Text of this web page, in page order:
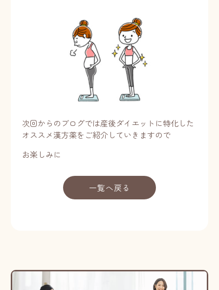
次回からのブログでは産後ダイエットに特化した
オススメ漢方薬をご紹介していきますので
お楽しみに
一覧へ戻る